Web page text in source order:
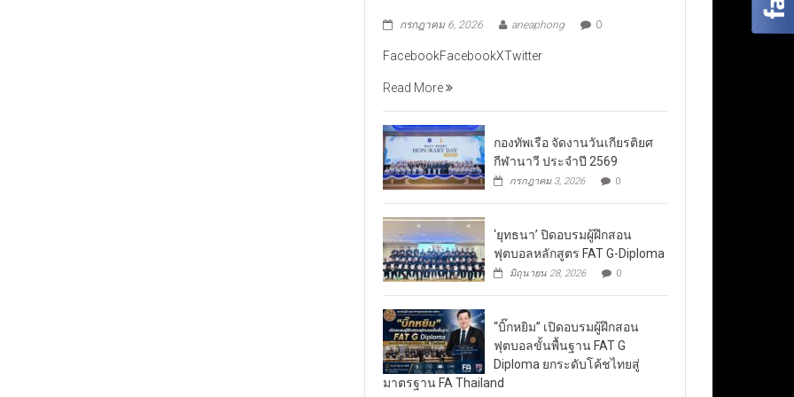
กรกฎาคม 6, 2026 aneaphong 0
FacebookFacebookXTwitter
Read More
กองทัพเรือ จัดงานวันเกียรติยศ
กีฬานาวี ประจำปี 2569
กรกฎาคม 3, 2026 0
‘ยุทธนา’ ปิดอบรมผู้ฝึกสอน
ฟุตบอลหลักสูตร FAT G-Diploma
มิถุนายน 28, 2026 0
“บิ๊กหยิม” เปิดอบรมผู้ฝึกสอน
ฟุตบอลขั้นพื้นฐาน FAT G
Diploma ยกระดับโค้ชไทยสู่
มาตรฐาน FA Thailand